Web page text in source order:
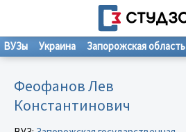
ВУЗы Украина Запорожская область
Феофанов Лев
Константинович